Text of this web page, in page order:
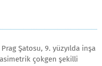
Şatosu, 9. yüzyılda inşa
çokgen şekilli